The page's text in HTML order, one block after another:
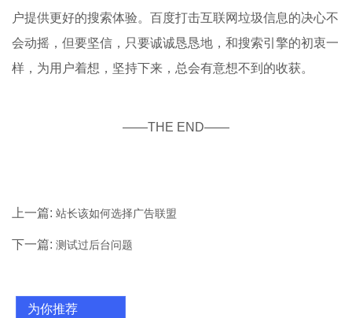
户提供更好的搜索体验。百度打击互联网垃圾信息的决心不
会动摇，但要坚信，只要诚诚恳恳地，和搜索引擎的初衷一
样，为用户着想，坚持下来，总会有意想不到的收获。
——THE END——
上一篇:站长该如何选择广告联盟
下一篇:测试过后台问题
为你推荐